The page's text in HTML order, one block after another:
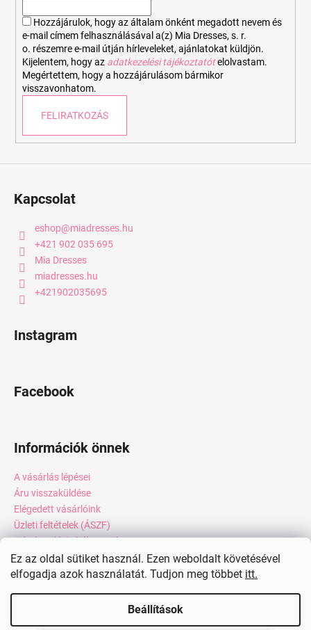
Ez az oldal sütiket használ. Ezen weboldalt követésével
elfogadja azok használatát. Tudjon meg többet itt.
Beállítások
Hozzájárulok, hogy az általam önként megadott nevem és
e-mail címem felhasználásával a(z) Mia Dresses, s. r.
o. részemre e-mail útján hírleveleket, ajánlatokat küldjön.
Kijelentem, hogy az adatkezelési tájékoztatót elolvastam.
Megértettem, hogy a hozzájárulásom bármikor
visszavonhatom.
FELIRATKOZÁS
Kapcsolat
eshop@miadresses.hu
+421 902 035 695
Mia Dresses
miadresses.hu
+421902035695
Instagram
Facebook
Információk önnek
A vásárlás lépései
Áru visszaküldése
Elégedett vásárlóink
Üzleti feltételek (ÁSZF)
Adatkezelési tájékoztató
Webáruház értékelése
Kapcsolat